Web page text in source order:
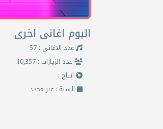
البوم اغانى اخرى
عدد الاغاني : 57
عدد الزيارات : 10,357
انتاج :
السنة : غير محدد